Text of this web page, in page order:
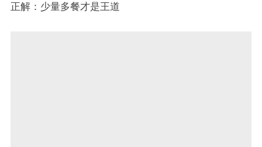
正解：少量多餐才是王道